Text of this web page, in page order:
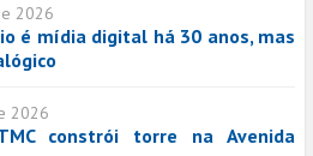
2026
é mídia digital há 30 anos, mas
2026
constrói torre na Avenida